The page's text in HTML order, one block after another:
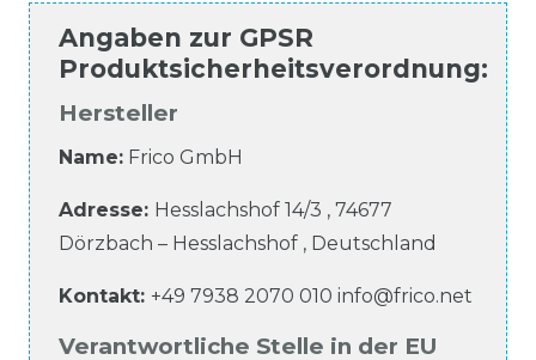
Angaben zur GPSR
Produktsicherheitsverordnung:
Hersteller
Name: Frico GmbH
Adresse: Hesslachshof 14/3 , 74677
Dörzbach – Hesslachshof , Deutschland
Kontakt: +49 7938 2070 010 info@frico.net
Verantwortliche Stelle in der EU